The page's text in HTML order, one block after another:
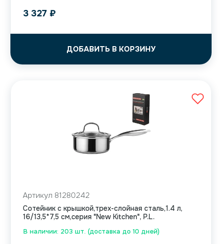
3 327 ₽
ДОБАВИТЬ В КОРЗИНУ
В наличии: 203 шт. (доставка до 10 дней)
Артикул 81280242
Сотейник с крышкой,трех-слойная сталь,1.4 л,
16/13,5*7,5 см,серия "New Kitchen", P.L.